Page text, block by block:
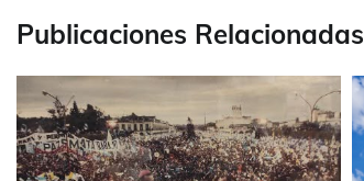
entradas
Publicaciones Relacionadas